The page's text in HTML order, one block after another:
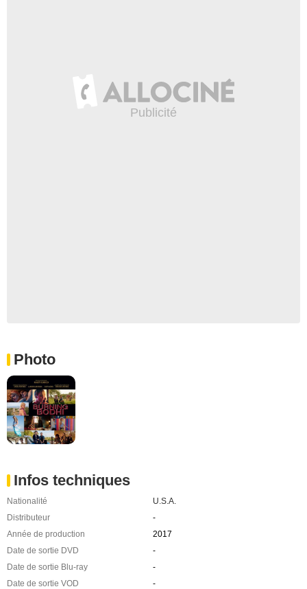
Photo
Infos techniques
Nationalité
U.S.A.
Distributeur
-
Année de production
2017
Date de sortie DVD
-
Date de sortie Blu-ray
-
Date de sortie VOD
-